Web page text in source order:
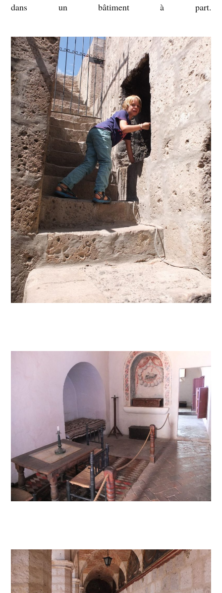
dans un bâtiment à part.